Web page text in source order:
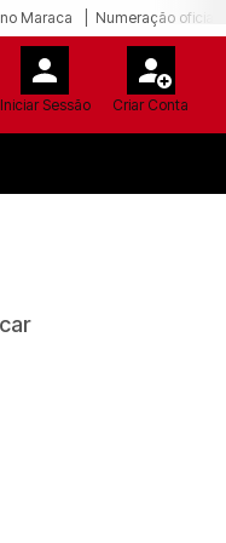
Maraca Numeração oficial
Iniciar Sessão Criar Conta